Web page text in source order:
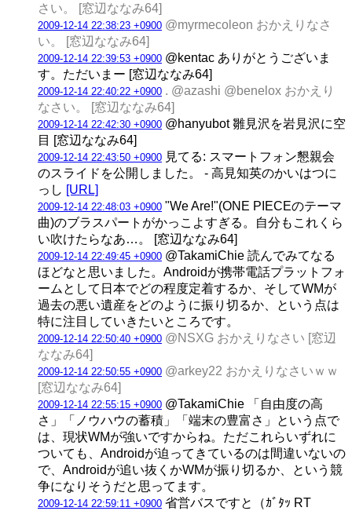
さい。 [窓辺ななみ64]
2009-12-14 22:38:23 +0900 @myrmecoleon おかえりなさ
い。 [窓辺ななみ64]
2009-12-14 22:39:53 +0900 @kentac ありがとうございま
す。ただいまー [窓辺ななみ64]
2009-12-14 22:40:22 +0900 . @azashi @benelox おかえり
なさい。 [窓辺ななみ64]
2009-12-14 22:42:30 +0900 @hanyubot 雛見沢を岩見沢に空
目 [窓辺ななみ64]
2009-12-14 22:43:50 +0900 見てる: スマートフォン懇親会
のスライドを公開しました。 - 高見知英のかいはつに
っし [URL]
2009-12-14 22:48:03 +0900 "We Are!"(ONE PIECEのテーマ
曲)のブラスパートがかっこよすぎる。自分もこれくら
い吹けたらなあ…。 [窓辺ななみ64]
2009-12-14 22:49:45 +0900 @TakamiChie 読んでみてなる
ほどなと思いました。Androidが携帯電話プラットフォ
ームとして日本でどの程度定着するか、そしてWMが
過去の悪い遺産をどのように振り切るか、という点は
特に注目していきたいところです。
2009-12-14 22:50:40 +0900 @NSXG おかえりなさい [窓辺
ななみ64]
2009-12-14 22:50:55 +0900 @arkey22 おかえりなさいｗｗ
[窓辺ななみ64]
2009-12-14 22:55:15 +0900 @TakamiChie 「自由度の高
さ」「ノウハウの蓄積」「端末の豊富さ」という点で
は、現状WMが強いですからね。ただこれらいずれに
ついても、Androidが迫ってきているのは間違いないの
で、Androidが追い抜くかWMが振り切るか、という競
争になりそうだと思ってます。
2009-12-14 22:59:11 +0900 省営バスですと（ｶﾞﾀｯ RT